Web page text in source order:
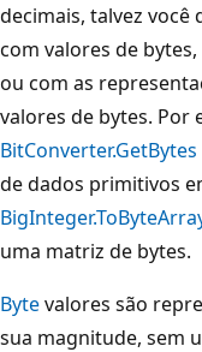
decimais, talvez
com valores de
ou com as
valores de bytes. Por
BitConverter.GetBytes
de dados primitivos
uma matriz de bytes.
Bytevalores são
sua magnitude, sem